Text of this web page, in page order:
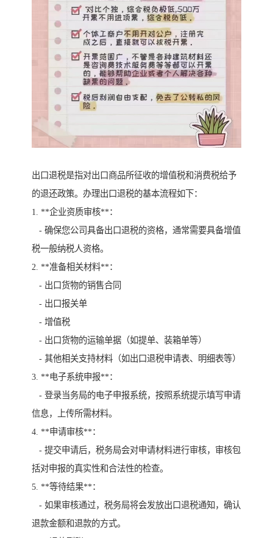
出口退税是指对出口商品所征收的增值税和消费税给予
的退还政策。办理出口退税的基本流程如下：
1. **企业资质审核**：
- 确保您公司具备出口退税的资格，通常需要具备增值
税一般纳税人资格。
2. **准备相关材料**：
- 出口货物的销售合同
- 出口报关单
- 增值税
- 出口货物的运输单据（如提单、装箱单等）
- 其他相关支持材料（如出口退税申请表、明细表等）
3. **电子系统申报**：
- 登录当务局的电子申报系统，按照系统提示填写申请
信息，上传所需材料。
4. **申请审核**：
- 提交申请后，税务局会对申请材料进行审核，审核包
括对申报的真实性和合法性的检查。
5. **等待结果**：
- 如果审核通过，税务局将会发放出口退税通知，确认
退款金额和退款的方式。